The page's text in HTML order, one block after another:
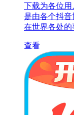
下载为各位
是由各个抖
在世界各处的
查看